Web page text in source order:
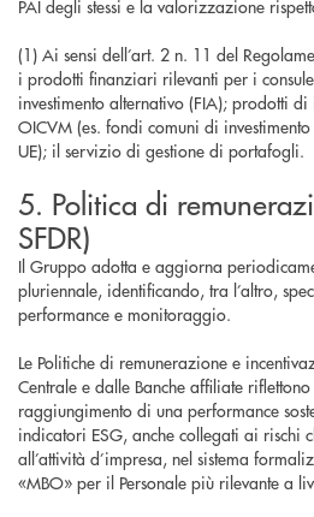
PAI degli stessi e la valorizzazione
(1) Ai sensi dell’art. 2 n. 11 del
i prodotti finanziari rilevanti per i
investimento alternativo (FIA); prodotti di
OICVM (es. fondi comuni di
UE); il servizio di gestione di portafogli.
5. Politica di
SFDR)
Il Gruppo adotta e aggiorna
pluriennale, identificando, tra l’altro,
performance e monitoraggio.
Le Politiche di remunerazione e
Centrale e dalle Banche affiliate
raggiungimento di una performance
indicatori ESG, anche collegati ai rischi
all’attività d’impresa, nel sistema
«MBO» per il Personale più rilevante a